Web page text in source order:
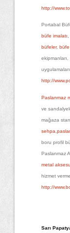
http://
Portabal
büfe imalatı
büfeler, büfe
uygulamaları
http://
Paslanmaz
ve
mağaza
sehpa
boru profil
Paslanmaz
metal
hizmet
http://
Sarı